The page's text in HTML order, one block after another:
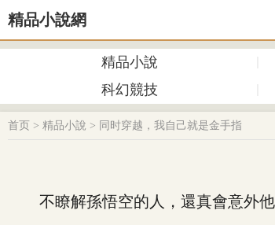
精品小說網
精品小說
科幻競技
首页 > 精品小說 > 同时穿越，我自己就是金手指
不瞭解孫悟空的人，還真會意外他